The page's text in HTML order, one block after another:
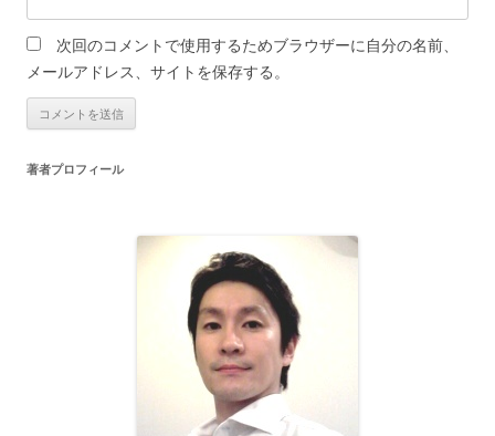
次回のコメントで使用するためブラウザーに自分の名前、
メールアドレス、サイトを保存する。
著者プロフィール